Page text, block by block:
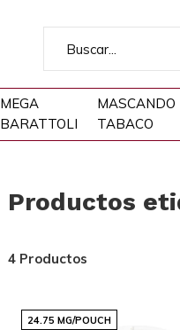
MEGA
BARATTOLI
MASCANDO
TABACO
Productos
4 Productos
24.75 MG/POUCH